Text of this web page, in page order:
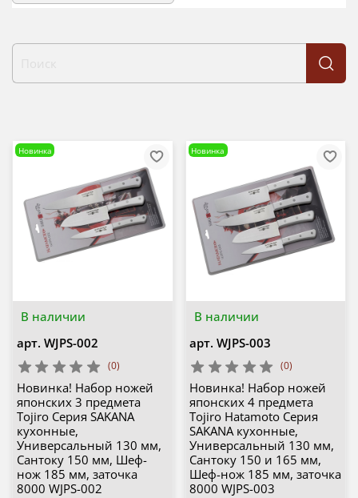
В наличии
Новинка
арт. WJPS-002
(0)
Новинка! Набор ножей
японских 3 предмета
Tojiro Серия SAKANA
кухонные,
Универсальный 130 мм,
Сантоку 150 мм, Шеф-
нож 185 мм, заточка
8000 WJPS-002
В наличии
Новинка
арт. WJPS-003
(0)
Новинка! Набор ножей
японских 4 предмета
Tojiro Hatamoto Серия
SAKANA кухонные,
Универсальный 130 мм,
Сантоку 150 и 165 мм,
Шеф-нож 185 мм, заточка
8000 WJPS-003